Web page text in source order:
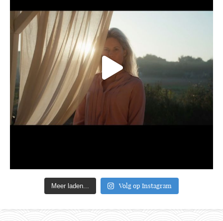
Meer laden... Volg op Instagram